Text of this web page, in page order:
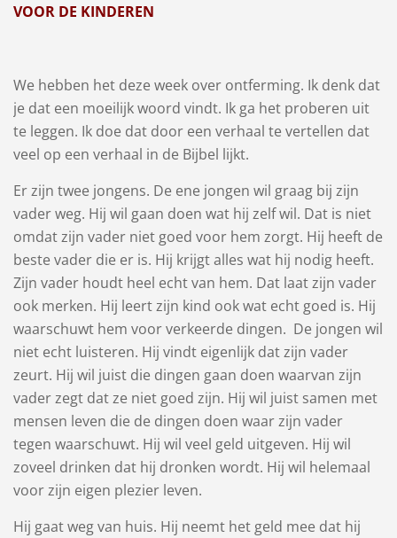
VOOR DE KINDEREN
We hebben het deze week over ontferming. Ik denk dat
je dat een moeilijk woord vindt. Ik ga het proberen uit
te leggen. Ik doe dat door een verhaal te vertellen dat
veel op een verhaal in de Bijbel lijkt.
Er zijn twee jongens. De ene jongen wil graag bij zijn
vader weg. Hij wil gaan doen wat hij zelf wil. Dat is niet
omdat zijn vader niet goed voor hem zorgt. Hij heeft de
beste vader die er is. Hij krijgt alles wat hij nodig heeft.
Zijn vader houdt heel echt van hem. Dat laat zijn vader
ook merken. Hij leert zijn kind ook wat echt goed is. Hij
waarschuwt hem voor verkeerde dingen. De jongen wil
niet echt luisteren. Hij vindt eigenlijk dat zijn vader
zeurt. Hij wil juist die dingen gaan doen waarvan zijn
vader zegt dat ze niet goed zijn. Hij wil juist samen met
mensen leven die de dingen doen waar zijn vader
tegen waarschuwt. Hij wil veel geld uitgeven. Hij wil
zoveel drinken dat hij dronken wordt. Hij wil helemaal
voor zijn eigen plezier leven.
Hij gaat weg van huis. Hij neemt het geld mee dat hij